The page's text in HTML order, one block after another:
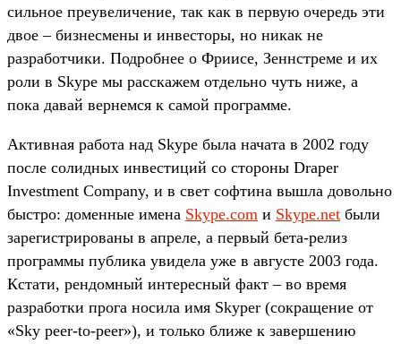
сильное преувеличение, так как в первую очередь эти
двое – бизнесмены и инвесторы, но никак не
разработчики. Подробнее о Фриисе, Зеннстреме и их
роли в Skype мы расскажем отдельно чуть ниже, а
пока давай вернемся к самой программе.
Активная работа над Skype была начата в 2002 году
после солидных инвестиций со стороны Draper
Investment Company, и в свет софтина вышла довольно
быстро: доменные имена Skype.com и Skype.net были
зарегистрированы в апреле, а первый бета-релиз
программы публика увидела уже в августе 2003 года.
Кстати, рендомный интересный факт – во время
разработки прога носила имя Skyper (сокращение от
«Sky peer-to-peer»), и только ближе к завершению